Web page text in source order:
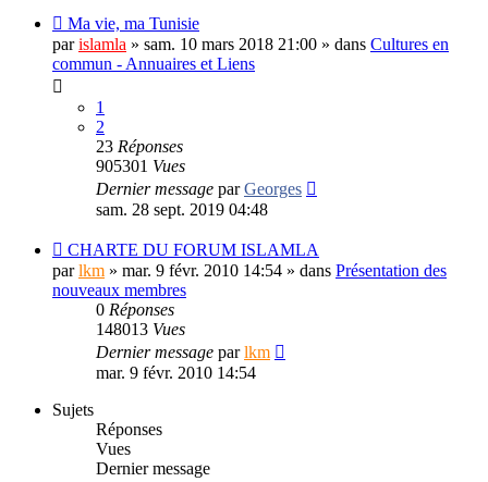
Ma vie, ma Tunisie
parislamla » sam. 10 mars 2018 21:00 » dans Cultures en
commun - Annuaires et Liens
1
2
23 Réponses
905301 Vues
Dernier message parGeorges
sam. 28 sept. 2019 04:48
CHARTE DU FORUM ISLAMLA
parlkm » mar. 9 févr. 2010 14:54 » dans Présentation des
nouveaux membres
0 Réponses
148013 Vues
Dernier message parlkm
mar. 9 févr. 2010 14:54
Sujets
Réponses
Vues
Dernier message